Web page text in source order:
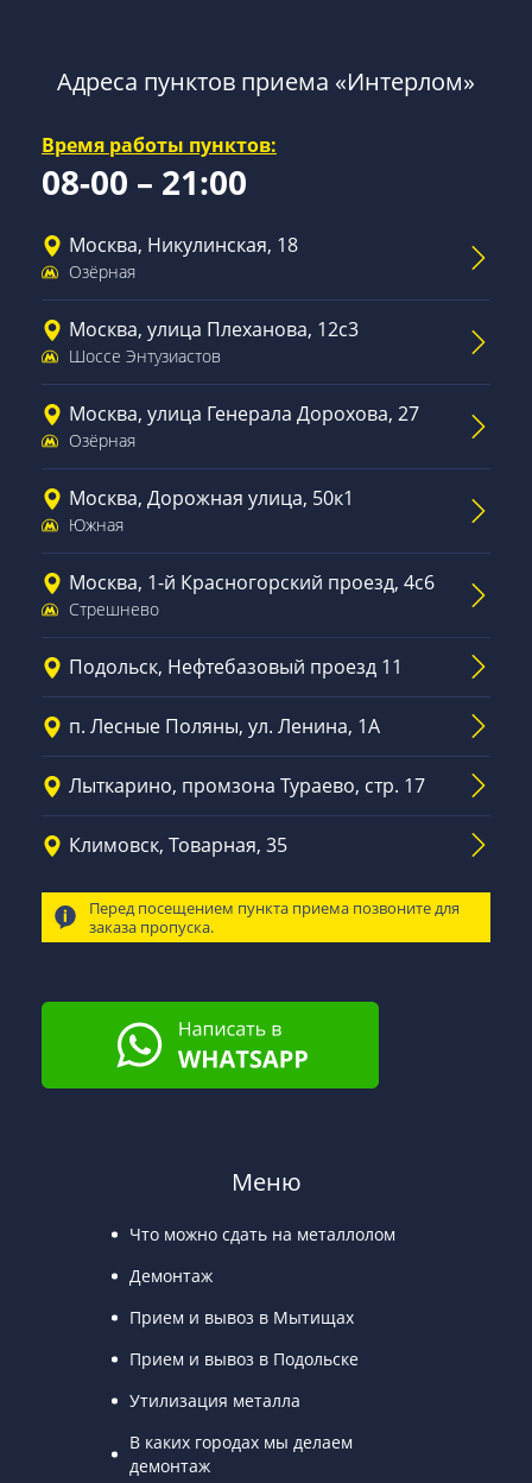
Адреса пунктов приема «Интерлом»
Время работы пунктов:
08-00 – 21:00
Москва, Никулинская, 18
Озёрная
Москва, улица Плеханова, 12с3
Шоссе Энтузиастов
Москва, улица Генерала Дорохова, 27
Озёрная
Москва, Дорожная улица, 50к1
Южная
Москва, 1-й Красногорский проезд, 4с6
Стрешнево
Подольск, Нефтебазовый проезд 11
п. Лесные Поляны, ул. Ленина, 1А
Лыткарино, промзона Тураево, стр. 17
Климовск, Товарная, 35
Перед посещением пункта приема позвоните для
заказа пропуска.
Меню
Что можно сдать на металлолом
Демонтаж
Прием и вывоз в Мытищах
Прием и вывоз в Подольске
Утилизация металла
В каких городах мы делаем
демонтаж